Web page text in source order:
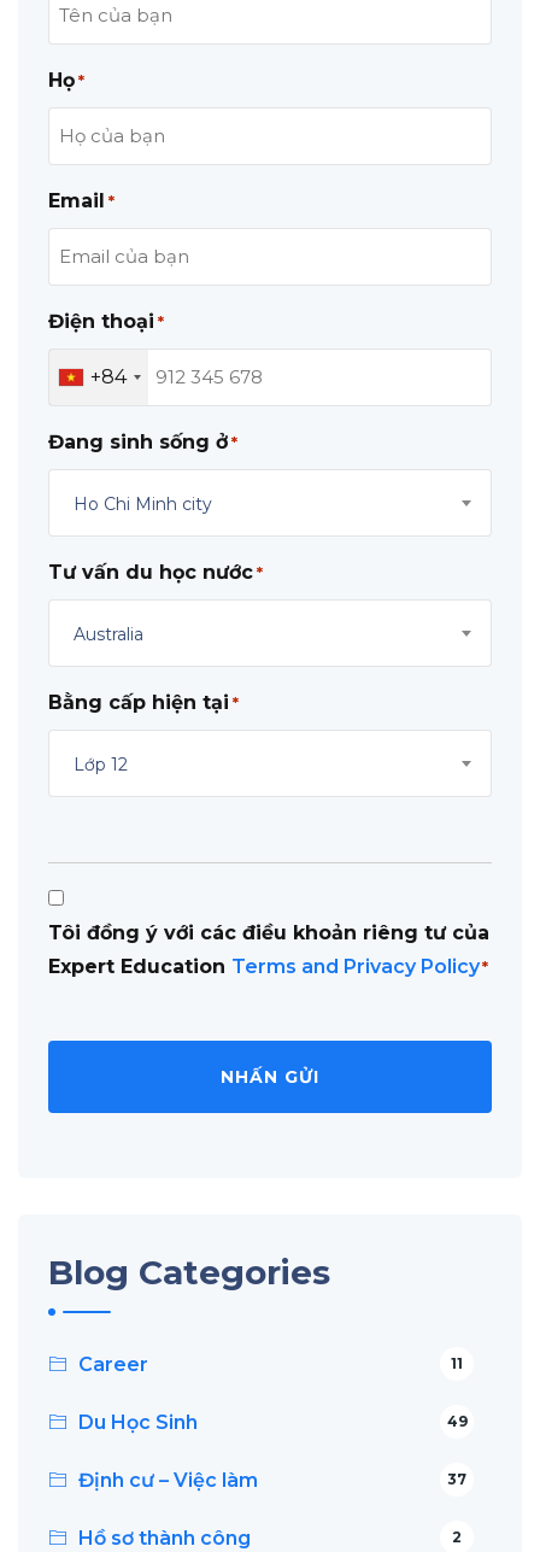
Họ *
Email *
Điện thoại *
+84
Đang sinh sống ở *
Ho Chi Minh city
Tư vấn du học nước *
Australia
Bằng cấp hiện tại *
Lớp 12
Consent
*
Tôi đồng ý với các điều khoản riêng tư của
Expert Education Terms and Privacy Policy*
Blog Categories
Career 11
Du Học Sinh 49
Định cư – Việc làm 37
Hồ sơ thành công 2